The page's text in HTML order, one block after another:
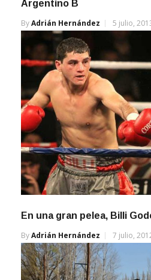
By Adrián Hernández
ByAdrián Hernández 7 julio,